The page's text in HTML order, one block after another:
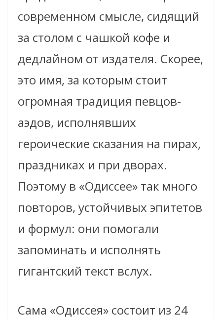
современном смысле, сидящий
за столом с чашкой кофе и
дедлайном от издателя. Скорее,
это имя, за которым стоит
огромная традиция певцов-
аэдов, исполнявших
героические сказания на пирах,
праздниках и при дворах.
Поэтому в «Одиссее» так много
повторов, устойчивых эпитетов
и формул: они помогали
запоминать и исполнять
гигантский текст вслух.
Сама «Одиссея» состоит из 24